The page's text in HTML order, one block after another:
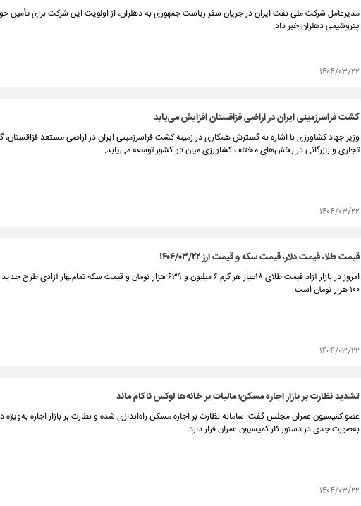
مدیرعامل شرکت ملی نفت ایران در جریان سفر ریاست جمهوری به دهلران، از اولویت این شرکت برای تأمین
پتروشیمی دهلران خبر داد.
۱۴۰۴/۰۳/۲۲
کشت فراسرزمینی ایران در اراضی قزاقستان افزایش می‌‌یابد
وزیر جهاد کشاورزی با اشاره به گسترش همکاری در زمینه کشت فراسرزمینی ایران در اراضی مستعد قزاقستان،
تجاری و بازرگانی در بخش‌های مختلف کشاورزی میان دو کشور توسعه ‌می‌یابد.
۱۴۰۴/۰۳/۲۲
قیمت طلا، قیمت دلار، قیمت سکه و قیمت ارز ۱۴۰۴/۰۳/۲۲
۱۰۰ هزار تومان است.
۱۴۰۴/۰۳/۲۲
تشدید نظارت بر بازار اجاره مسکن؛ مالیات بر خانه‌ها لوکس ناکام ماند
عضو کمیسیون عمران مجلس گفت: سامانه نظارت بر اجاره مسکن راه‌اندازی شده و نظارت بر بازار اجاره به‌ویژه
به‌صورت جدی در دستور کار کمیسیون عمران قرار دارد.
۱۴۰۴/۰۳/۲۲